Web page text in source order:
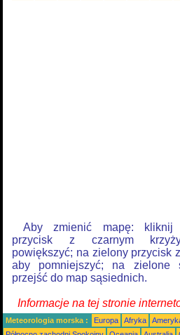
Aby zmienić mapę:
przycisk z czarnym
powiększyć; na zielony przycisk
aby pomniejszyć; na zielone
przejść do map sąsiednich.
Informacje na tej stronie
Meteorologia morska : Europa Afryka